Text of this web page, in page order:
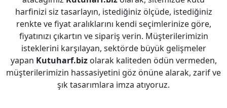
harfinizi siz tasarlayın, istediğiniz ölçüde, istediğiniz
renkte ve fiyat aralıklarını kendi seçimlerinize göre,
fiyatınızı çıkartın ve sipariş verin. Müşterilerimizin
isteklerini karşılayan, sektörde büyük gelişmeler
yapan Kutuharf.biz olarak kaliteden ödün vermeden,
müşterilerimizin hassasiyetini göz önüne alarak, zarif ve
şık tasarımlara imza atıyoruz.